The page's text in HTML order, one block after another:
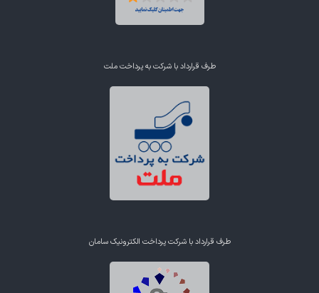
طرف قرارداد با شرکت به پرداخت ملت
طرف قرارداد با شرکت پرداخت الکترونیک سامان